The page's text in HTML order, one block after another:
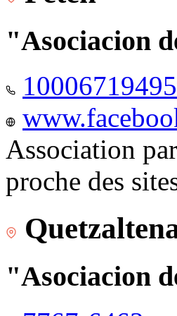
"Asociacion
Association
proche des
"Asociacion